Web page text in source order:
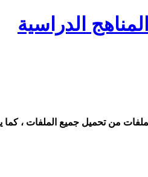
الدراسية
من تحميل جميع الملفات ،